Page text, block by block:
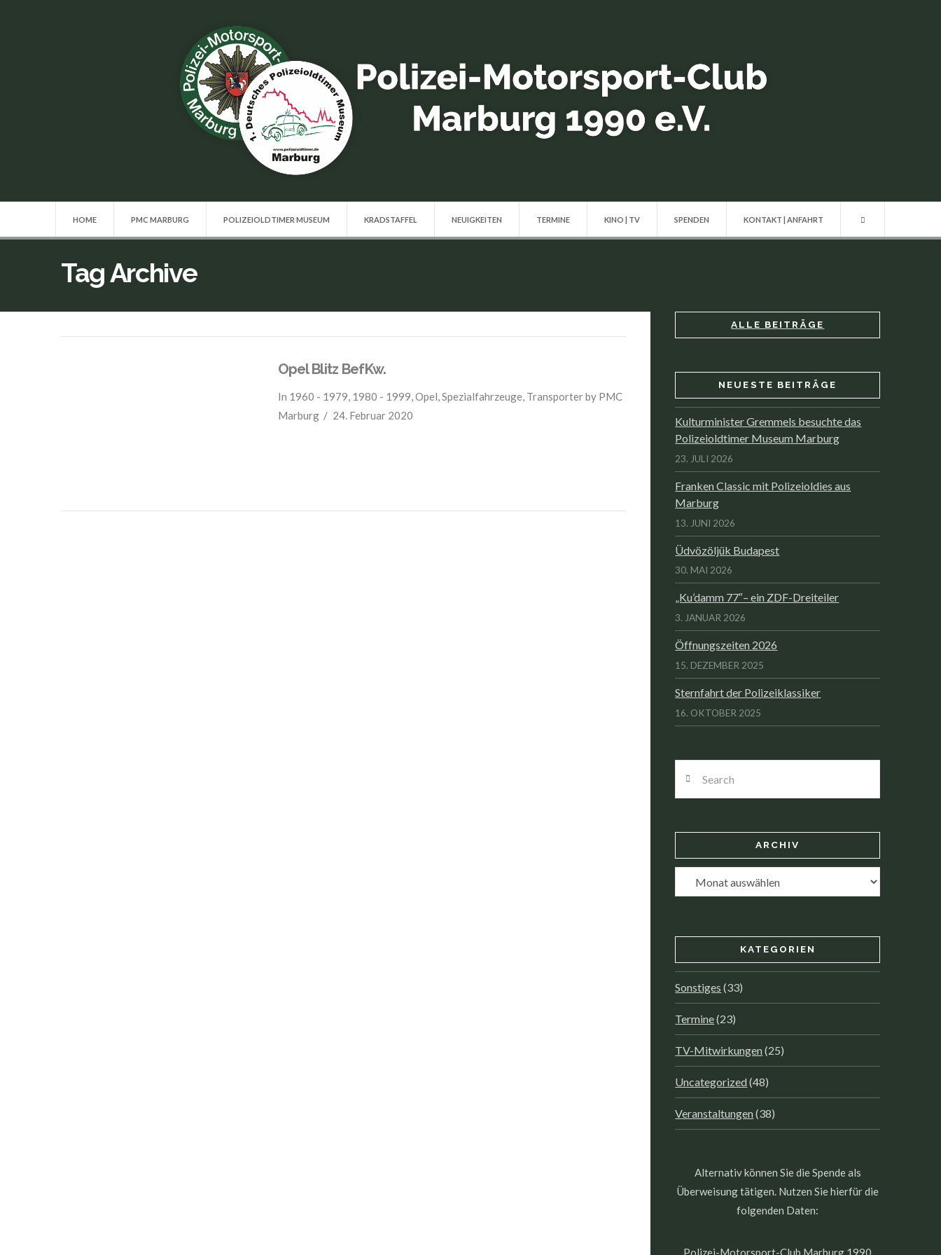
HOME PMC MARBURG POLIZEIOLDTIMER MUSEUM KRADSTAFFEL NEUIGKEITEN TERMINE KINO | TV SPENDEN KONTAKT | ANFAHRT
Tag Archive
Opel Blitz BefKw.
In 1960 - 1979, 1980 - 1999,Opel,Spezialfahrzeuge, Transporterby PMC
Marburg
24. Februar 2020
ALLE BEITRÄGE
NEUESTE BEITRÄGE
Kulturminister Gremmels besuchte das
Polizeioldtimer Museum Marburg
23. JULI 2026
Franken Classic mit Polizeioldies aus
Marburg
13. JUNI 2026
Üdvözöljük Budapest
30. MAI 2026
„Ku’damm 77″– ein ZDF-Dreiteiler
3. JANUAR 2026
Öffnungszeiten 2026
15. DEZEMBER 2025
Sternfahrt der Polizeiklassiker
16. OKTOBER 2025
ARCHIV
Archiv
KATEGORIEN
Sonstiges (33)
Termine(23)
TV-Mitwirkungen(25)
Uncategorized(48)
Veranstaltungen(38)
Alternativ können Sie die Spende als
Überweisung tätigen. Nutzen Sie hierfür die
folgenden Daten:
Polizei-Motorsport-Club Marburg 1990